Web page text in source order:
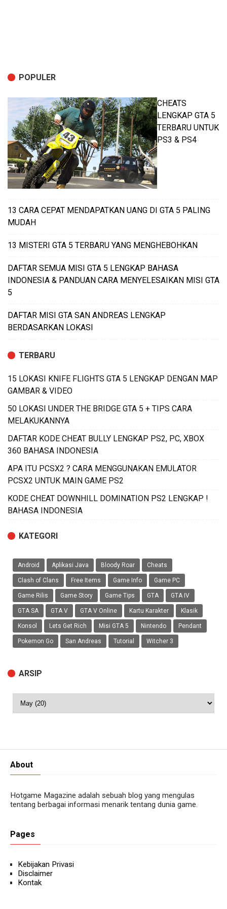
POPULER
CHEATS
LENGKAP GTA 5
TERBARU UNTUK
PS3 & PS4
13 CARA CEPAT MENDAPATKAN UANG DI GTA 5 PALING
MUDAH
13 MISTERI GTA 5 TERBARU YANG MENGHEBOHKAN
DAFTAR SEMUA MISI GTA 5 LENGKAP BAHASA
INDONESIA & PANDUAN CARA MENYELESAIKAN MISI GTA
5
DAFTAR MISI GTA SAN ANDREAS LENGKAP
BERDASARKAN LOKASI
TERBARU
15 LOKASI KNIFE FLIGHTS GTA 5 LENGKAP DENGAN MAP
GAMBAR & VIDEO
50 LOKASI UNDER THE BRIDGE GTA 5 + TIPS CARA
MELAKUKANNYA
DAFTAR KODE CHEAT BULLY LENGKAP PS2, PC, XBOX
360 BAHASA INDONESIA
APA ITU PCSX2 ? CARA MENGGUNAKAN EMULATOR
PCSX2 UNTUK MAIN GAME PS2
KODE CHEAT DOWNHILL DOMINATION PS2 LENGKAP !
BAHASA INDONESIA
KATEGORI
Android Aplikasi Java Bloody Roar Cheats
Clash of Clans Free Items Game Info Game PC
Game Rilis Game Story Game Tips GTA GTA IV
GTA SA GTA V GTA V Online Kartu Karakter Klasik
Konsol Lets Get Rich Misi GTA 5 Nintendo Pendant
Pokemon Go San Andreas Tutorial Witcher 3
ARSIP
About
Hotgame Magazine adalah sebuah blog yang mengulas
tentang berbagai informasi menarik tentang dunia game.
Pages
Kebijakan Privasi
Disclaimer
Kontak